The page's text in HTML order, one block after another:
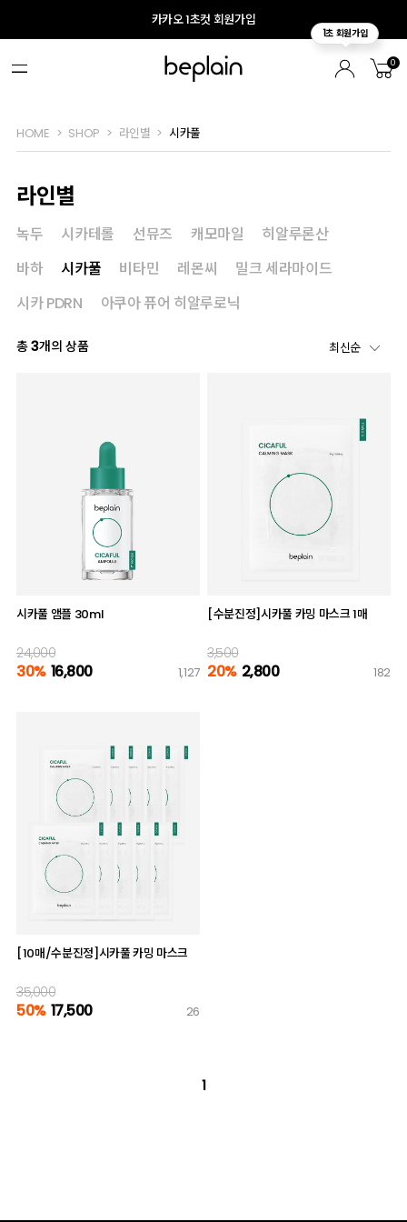
카카오 1초컷 회원가입
0
HOME SHOP 라인별 시카풀
라인별
녹두 시카테롤 선뮤즈 캐모마일
히알루론산
바하
시카풀 비타민 레몬씨
밀크 세라마이드
시카 PDRN
아쿠아 퓨어 히알루로닉
총3개의 상품
시카풀 앰플 30ml
24,000
30% 16,800 1,127
[수분진정]시카풀 카밍 마스크 1매
3,500
20% 2,800 182
[10매/수분진정]시카풀 카밍 마스크
35,000
50% 17,500 26
1